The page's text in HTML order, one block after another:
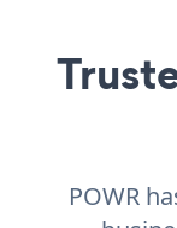
POWR